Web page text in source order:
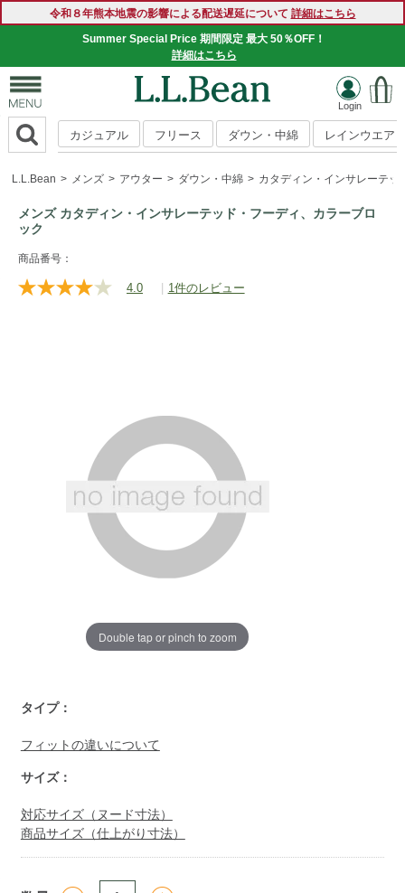
令和８年熊本地震の影響による配送遅延について 詳細はこちら
Summer Special Price 期間限定 最大 50％OFF！
詳細はこちら
カジュアル フリース ダウン・中綿 レインウエア
L.L.Bean メンズ アウター ダウン・中綿 カタディン・インサレーテ
メンズ カタディン・インサレーテッド・フーディ、カラーブロ
ック
https://www.llbean.co.jp/mens/outer/down/g/P128043.html
商品番号：
4.0
レ
ン
ク。
| 1件のレビュー
Double tap or pinch to zoom
タイプ：
フィットの違いについて
サイズ：
対応サイズ（ヌード寸法）
商品サイズ（仕上がり寸法）